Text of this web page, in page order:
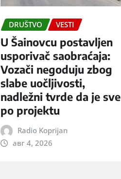
DRUŠTVO VESTI
U Šainovcu postavljen
usporivač saobraćaja:
Vozači negoduju zbog
slabe uočljivosti,
nadležni tvrde da je sve
po projektu
Radio Koprijan
авг 4, 2026